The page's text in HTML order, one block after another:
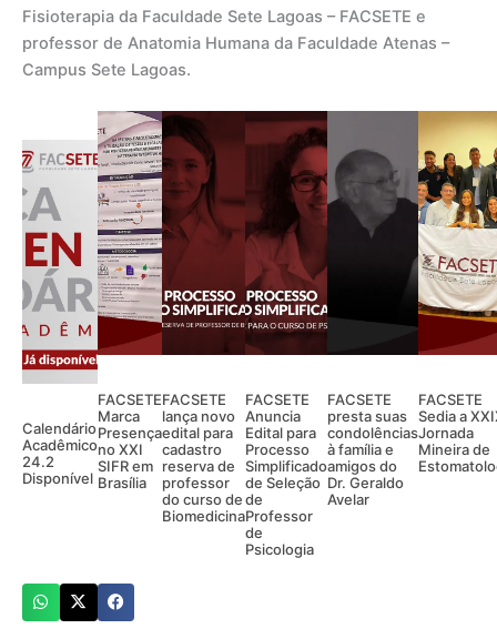
Fisioterapia da Faculdade Sete Lagoas – FACSETE e
professor de Anatomia Humana da Faculdade Atenas –
Campus Sete Lagoas.
Calendário
Acadêmico
24.2
Disponível
FACSETE
Marca
Presença
no XXI
SIFR em
Brasília
FACSETE
lança novo
edital para
cadastro
reserva de
professor
do curso de
Biomedicina
FACSETE
Anuncia
Edital para
Processo
Simplificado
de Seleção
de
Professor
de
Psicologia
FACSETE
presta suas
condolências
à família e
amigos do
Dr. Geraldo
Avelar
FACSETE
Sedia a
Jornada
Mineira de